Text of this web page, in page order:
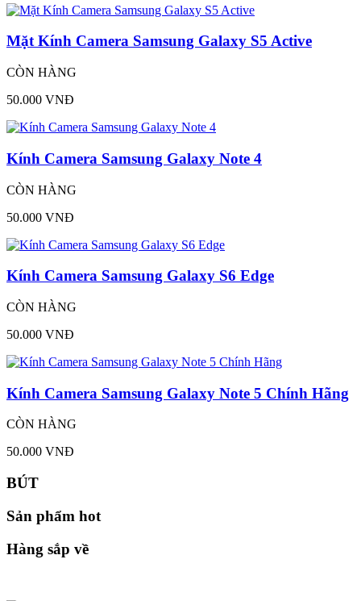
Mặt Kính Camera Samsung Galaxy S5 Active
CÒN HÀNG
50.000 VNĐ
Kính Camera Samsung Galaxy Note 4
CÒN HÀNG
50.000 VNĐ
Kính Camera Samsung Galaxy S6 Edge
CÒN HÀNG
50.000 VNĐ
Kính Camera Samsung Galaxy Note 5 Chính Hãng
CÒN HÀNG
50.000 VNĐ
BÚT
Sản phẩm hot
Hàng sắp về